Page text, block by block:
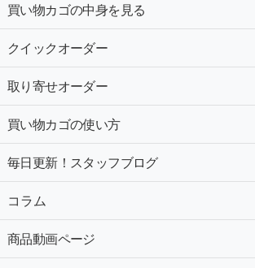
買い物カゴの中身を見る
クイックオーダー
取り寄せオーダー
買い物カゴの使い方
毎日更新！スタッフブログ
コラム
商品動画ページ